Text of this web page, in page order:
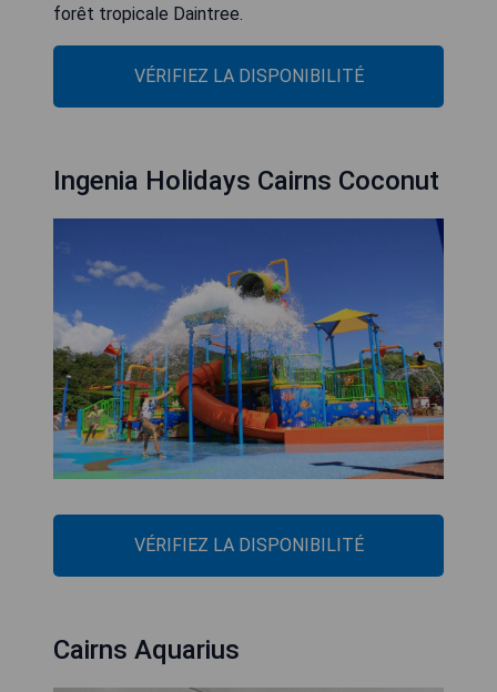
forêt tropicale Daintree.
VÉRIFIEZ LA DISPONIBILITÉ
Ingenia Holidays Cairns Coconut
VÉRIFIEZ LA DISPONIBILITÉ
Cairns Aquarius